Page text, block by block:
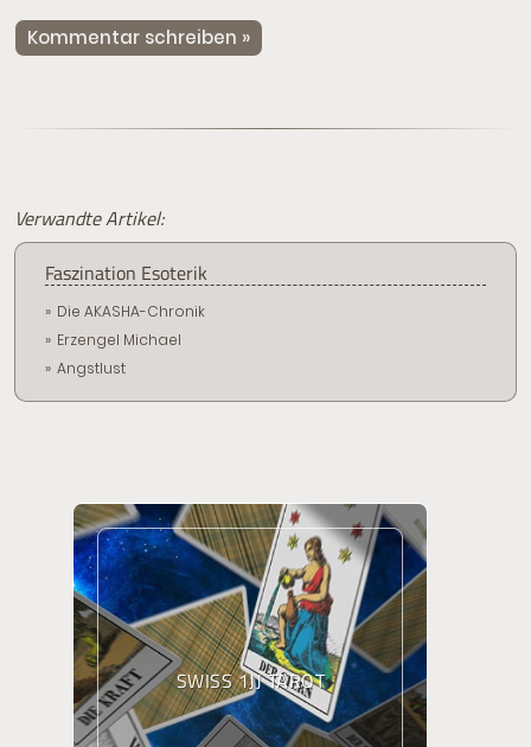
Kommentar schreiben »
Verwandte Artikel:
Faszination Esoterik
Die AKASHA-Chronik
Erzengel Michael
Angstlust
SWISS 1JJ TAROT